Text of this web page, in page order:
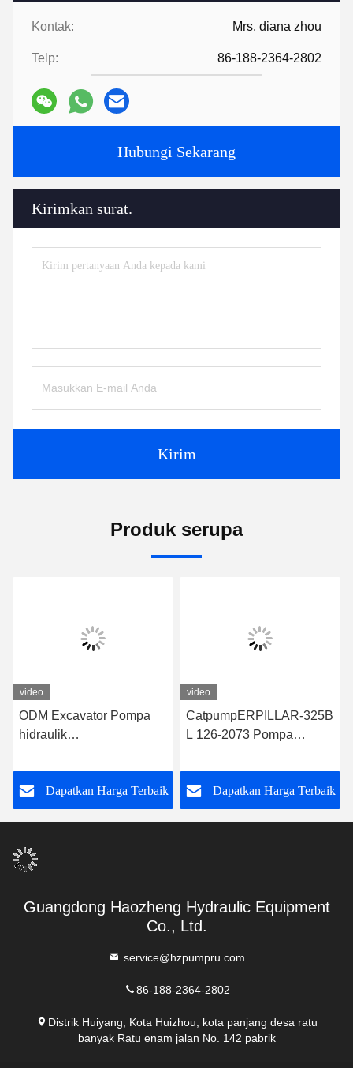
Kontak: Mrs. diana zhou
Telp: 86-188-2364-2802
Hubungi Sekarang
Kirimkan surat.
Kirim
Produk serupa
video
ODM Excavator Pompa
hidraulik
126-2073 catpump
Excavator Pump
Dapatkan Harga Terbaik
video
CatpumpERPILLAR-325B
L 126-2073 Pompa
Excavator Untuk
Konstruksi
Dapatkan Harga Terbaik
Guangdong Haozheng Hydraulic Equipment
Co., Ltd.
service@hzpumpru.com
86-188-2364-2802
Distrik Huiyang, Kota Huizhou, kota panjang desa ratu
banyak Ratu enam jalan No. 142 pabrik